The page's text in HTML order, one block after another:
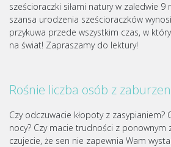
sześcioraczki siłami natury w zaledwie 9
szansa urodzenia sześcioraczków
przykuwa przede wszystkim czas, w
na świat! Zapraszamy do lektury!
Rośnie liczba osób z
Czy odczuwacie kłopoty z zasypianiem?
nocy? Czy macie trudności z ponownym
czujecie, że sen nie zapewnia Wam